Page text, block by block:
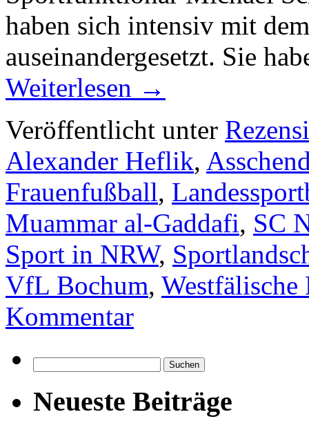
haben sich intensiv mit
auseinandergesetzt. Sie
Weiterlesen →
Veröffentlicht unter
Alexander Heflik,
Frauenfußball,
Muammar al-Gaddafi, SC
Sport in NRW,
VfL Bochum, Westfälische
Kommentar
nach:
Neueste Beiträge